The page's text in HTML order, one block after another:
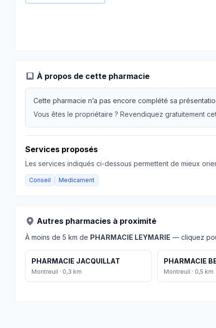
À propos de cette pharmacie
Cette pharmacie n’a pas encore complété sa
Vous êtes le propriétaire ? Revendiquez gratuitement
Services proposés
Les services indiqués ci-dessous permettent de mieux
Conseil Medicament
Autres pharmacies à proximité
À moins de 5 km de PHARMACIE LEYMARIE — cliquez
PHARMACIE JACQUILLAT
Montreuil · 0,3 km
PHARMACIE
Montreuil · 0,5 km